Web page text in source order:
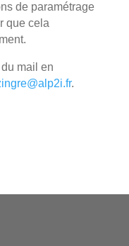
de paramétrage
que cela
mail en
.